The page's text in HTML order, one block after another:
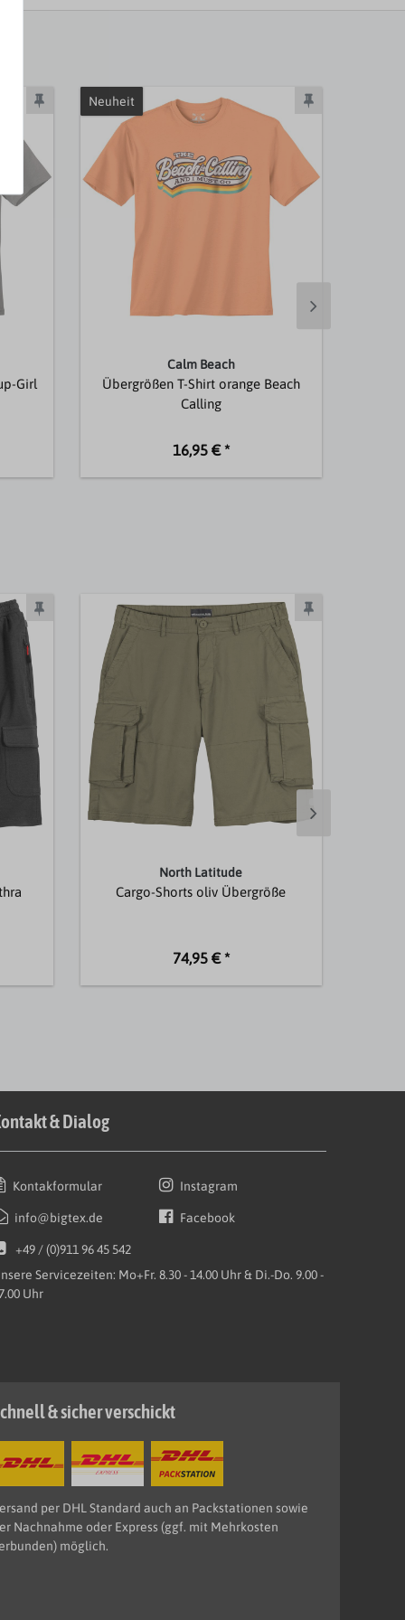
Girl
Neuheit
Calm Beach
Übergrößen T-Shirt orange Beach
Calling
16,95 € *
North Latitude
Cargo-Shorts oliv Übergröße
74,95 € *
& Dialog
Kontakformular
info@bigtex.de
Instagram
Facebook
+49 / (0)911 96 45 542
Servicezeiten: Mo+Fr. 8.30 - 14.00 Uhr & Di.-Do. 9.00 -
Uhr
& sicher verschickt
per DHL Standard auch an Packstationen sowie
Nachnahme oder Express (ggf. mit Mehrkosten
möglich.